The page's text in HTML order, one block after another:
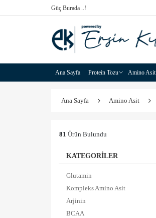
Güç Burada ..!
Ana Sayfa Protein Tozu Amino Asit
Ana Sayfa Amino Asit
81 Ürün Bulundu
KATEGORİLER
Glutamin
Kompleks Amino Asit
Arjinin
BCAA